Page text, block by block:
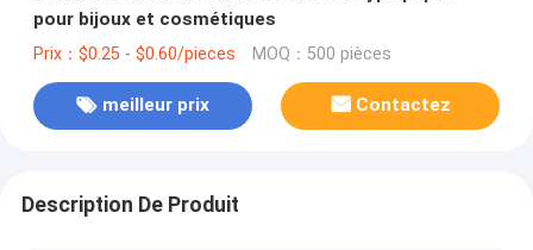
pour bijoux et cosmétiques
Prix：$0.25 - $0.60/pieces MOQ：500 pièces
meilleur prix Contactez
Description De Produit